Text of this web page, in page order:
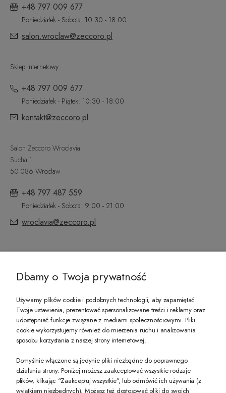
+48 797 009 677
Poniedziałek - Sobota: 10:30 - 18:00
salon.wroclaw@zeccoro.pl
Sklep internetowy
+48 797 009 677
Poniedziałek - Piątek: 10:30 - 18:00
kontakt@zeccoro.pl
Salon Zeccoro Wroclavia
Sucha 1
50-086 Wrocław
+48 797 487 559
Poniedziałek - Sobota: 9:00 - 21:00
wroclavia@zeccoro.pl
PREZENT DLA CIEBIE!
-10% na pierwsze zakupy na zeccoro.pl Gdy zapiszesz się do naszego
Twoje dane będą przetwarzane zgodnie z nasząpolityką prywatności
Dbamy o Twoja prywatność
Używamy plików cookie i podobnych technologii, aby zapamiętać
Twoje ustawienia, prezentować spersonalizowane treści i reklamy oraz
udostępniać funkcje związane z mediami społecznościowymi. Pliki
cookie wykorzystujemy również do mierzenia ruchu i analizowania
sposobu korzystania z naszej strony internetowej.
Domyślnie włączone są jedynie pliki niezbędne do poprawnego
działania strony. Poniżej możesz zaakceptować wszystkie rodzaje
plików, klikając “Zaakceptuj wszystkie”, lub odmówić ich używania (z
wyjątkiem niezbędnych). Możesz też dostosować pliki do swoich